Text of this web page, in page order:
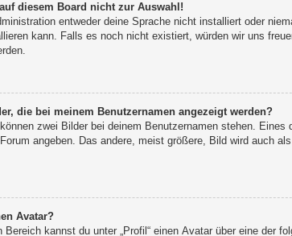
diesem Board nicht zur Auswahl!
entweder deine Sprache nicht installiert oder
kann. Falls es noch nicht existiert, würden wir uns
die bei meinem Benutzernamen angezeigt werden?
zwei Bilder bei deinem Benutzernamen stehen.
angeben. Das andere, meist größere, Bild wird auch
Avatar?
Bereich kannst du unter „Profil“ einen Avatar über eine der